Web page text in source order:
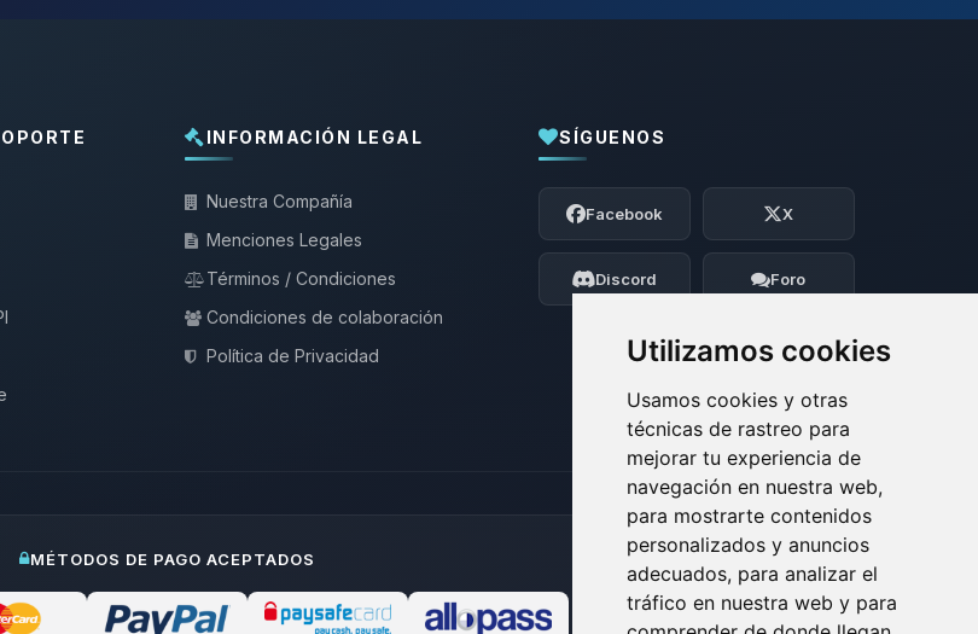
Utilizamos cookies
Usamos cookies y otras
técnicas de rastreo para
mejorar tu experiencia de
navegación en nuestra web,
para mostrarte contenidos
personalizados y anuncios
adecuados, para analizar el
tráfico en nuestra web y para
INFORMACIÓN LEGAL
Nuestra Compañía
Menciones Legales
Términos / Condiciones
Condiciones de colaboración
Política de Privacidad
SÍGUENOS
Facebook X
Discord Foro
MÉTODOS DE PAGO ACEPTADOS
Yupi, por fin alguien con quien hablar!
Soy Choupy, tu pequeno asistente de
BoxToPlay. Cuentame que necesitas y
moveré mis pequenos circuitos para
ayudarte.
06/08/2026 14:29